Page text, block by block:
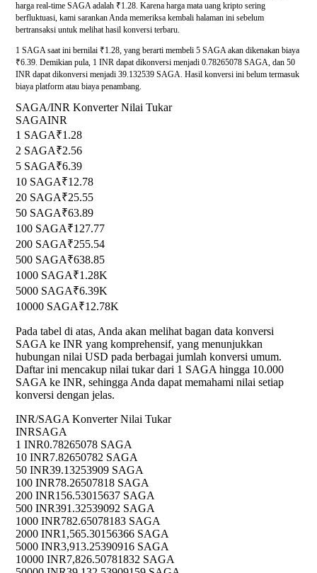
harga real-time SAGA adalah ₹1.28. Karena harga mata uang kripto sering
berfluktuasi, kami sarankan Anda memeriksa kembali halaman ini sebelum
bertransaksi untuk melihat hasil konversi terbaru.
1 SAGA saat ini bernilai ₹1.28, yang berarti membeli 5 SAGA akan dikenakan biaya
₹6.39. Demikian pula, 1 INR dapat dikonversi menjadi 0.78265078 SAGA, dan 50
INR dapat dikonversi menjadi 39.132539 SAGA. Hasil konversi ini belum termasuk
biaya platform atau biaya penambang.
SAGA/INR Konverter Nilai Tukar
SAGAINR
1 SAGA₹1.28
2 SAGA₹2.56
5 SAGA₹6.39
10 SAGA₹12.78
20 SAGA₹25.55
50 SAGA₹63.89
100 SAGA₹127.77
200 SAGA₹255.54
500 SAGA₹638.85
1000 SAGA₹1.28K
5000 SAGA₹6.39K
10000 SAGA₹12.78K
Pada tabel di atas, Anda akan melihat bagan data konversi
SAGA ke INR yang komprehensif, yang menunjukkan
hubungan nilai USD pada berbagai jumlah konversi umum.
Daftar ini mencakup nilai tukar dari 1 SAGA hingga 10.000
SAGA ke INR, sehingga Anda dapat memahami nilai setiap
konversi dengan jelas.
INR/SAGA Konverter Nilai Tukar
INRSAGA
1 INR0.78265078 SAGA
10 INR7.82650782 SAGA
50 INR39.13253909 SAGA
100 INR78.26507818 SAGA
200 INR156.53015637 SAGA
500 INR391.32539092 SAGA
1000 INR782.65078183 SAGA
2000 INR1,565.30156366 SAGA
5000 INR3,913.25390916 SAGA
10000 INR7,826.50781832 SAGA